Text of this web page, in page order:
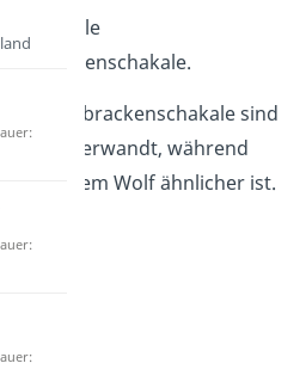
und Schabrackenschakale sind
verwandt, während
dem Wolf ähnlicher ist.